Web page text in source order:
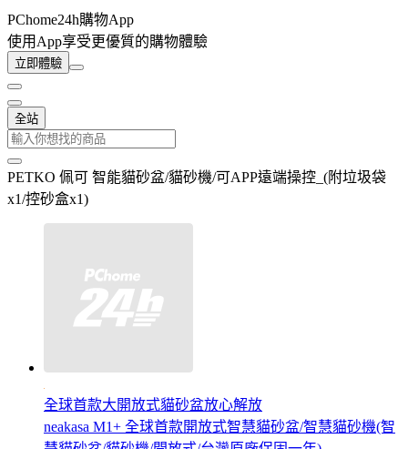
PChome24h購物App
使用App享受更優質的購物體驗
立即體驗
全站
PETKO 佩可 智能貓砂盆/貓砂機/可APP遠端操控_(附垃圾袋
x1/控砂盒x1)
全球首款大開放式貓砂盆放心解放
neakasa M1+ 全球首款開放式智慧貓砂盆/智慧貓砂機(智